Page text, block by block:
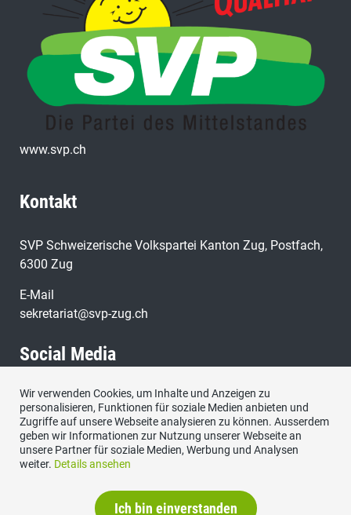
www.svp.ch
Kontakt
SVP Schweizerische Volkspartei Kanton Zug, Postfach,
6300 Zug
E-Mail
sekretariat@svp-zug.ch
Social Media
Besuchen Sie uns bei:
Datenschutzerklärung|Kontakt
Wir verwenden Cookies, um Inhalte und Anzeigen zu
personalisieren, Funktionen für soziale Medien anbieten und
Zugriffe auf unsere Webseite analysieren zu können. Ausserdem
geben wir Informationen zur Nutzung unserer Webseite an
unsere Partner für soziale Medien, Werbung und Analysen
weiter. Details ansehen
Ich bin einverstanden